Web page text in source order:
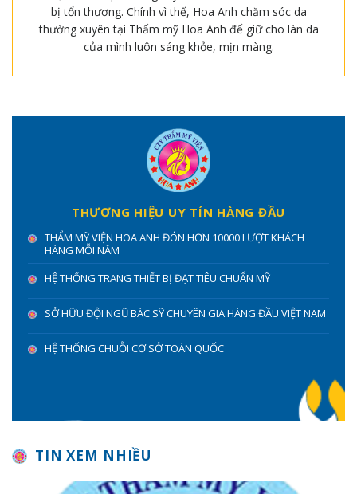
bị tổn thương. Chính vì thế, Hoa Anh chăm sóc da
thường xuyên tại Thẩm mỹ Hoa Anh để giữ cho làn da
của mình luôn sáng khỏe, mịn màng.
THƯƠNG HIỆU UY TÍN HÀNG ĐẦU
THẨM MỸ VIỆN HOA ANH ĐÓN HƠN 10000 LƯỢT KHÁCH
HÀNG MỖI NĂM
HỆ THỐNG TRANG THIẾT BỊ ĐẠT TIÊU CHUẨN MỸ
SỞ HỮU ĐỘI NGŨ BÁC SỸ CHUYÊN GIA HÀNG ĐẦU VIỆT NAM
HỆ THỐNG CHUỖI CƠ SỞ TOÀN QUỐC
TIN XEM NHIỀU